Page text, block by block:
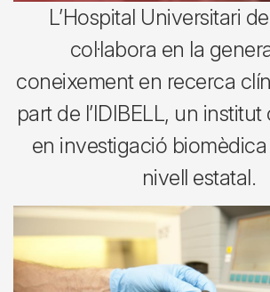
L’Hospital Universitari
col·labora en la
coneixement en recerca
part de l’IDIBELL, un
en investigació
nivell estatal.